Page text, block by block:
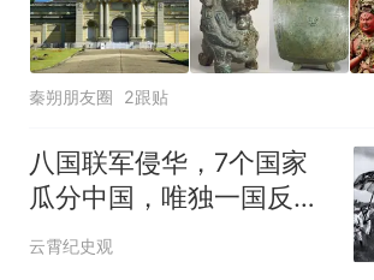
秦朔朋友圈 2跟贴
八国联军侵华，7个国家
瓜分中国，唯独一国反
对，如今成超级大国
云霄纪史观